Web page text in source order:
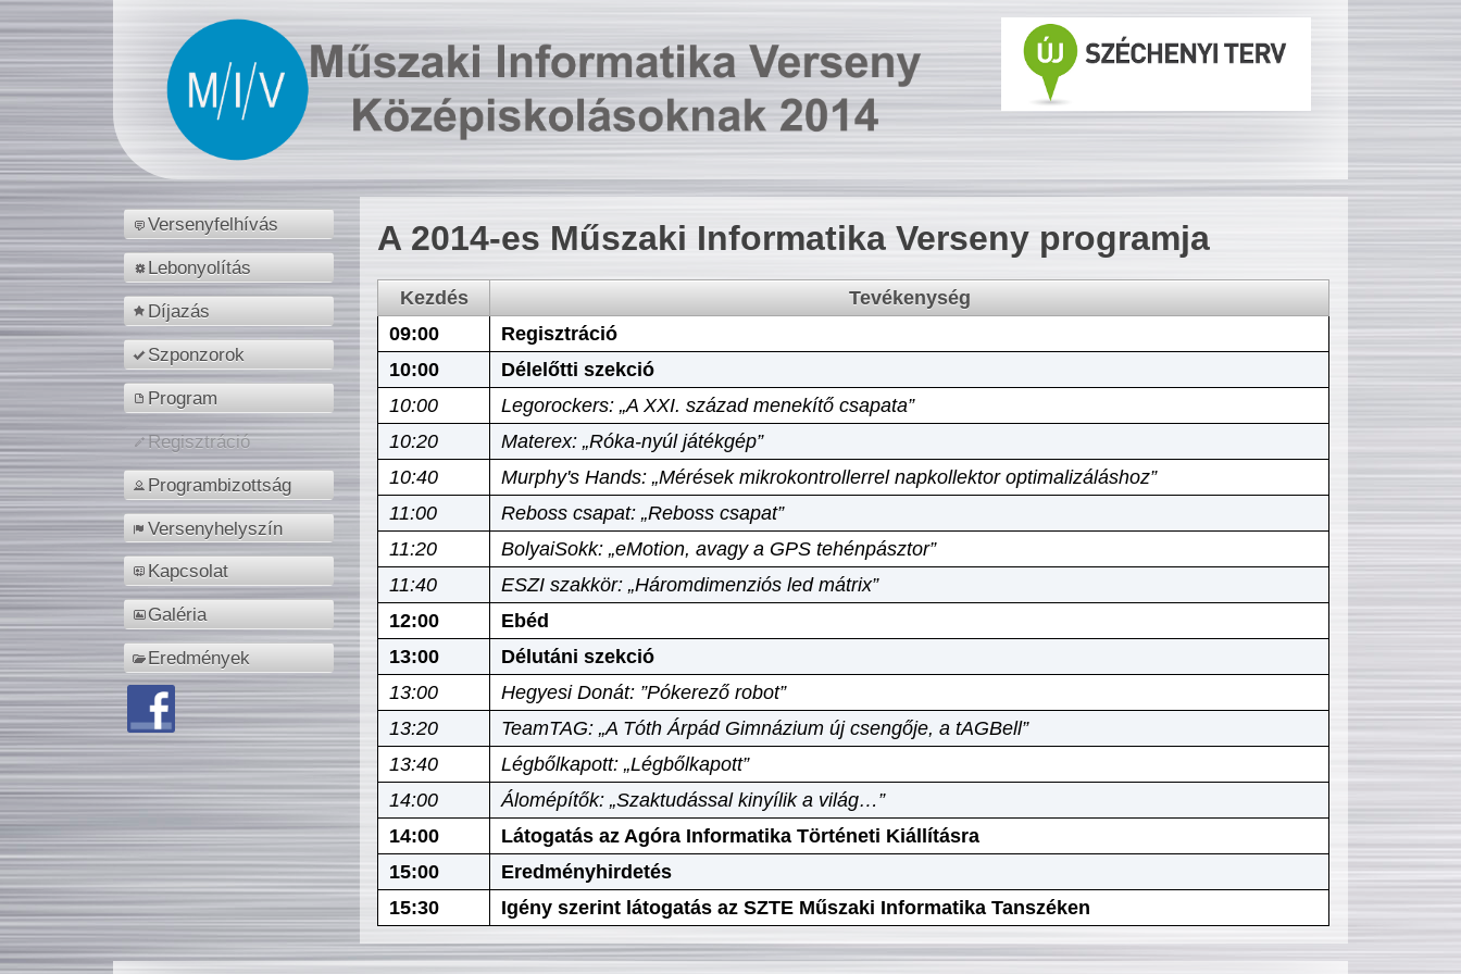
Versenyfelhívás
Lebonyolítás
Díjazás
Szponzorok
Program
Regisztráció
Programbizottság
Versenyhelyszín
Kapcsolat
Galéria
Eredmények
A 2014-es Műszaki Informatika Verseny programja
Kezdés
Tevékenység
09:00
Regisztráció
10:00
Délelőtti szekció
10:00
Legorockers: „A XXI. század menekítő csapata”
10:20
Materex: „Róka-nyúl játékgép”
10:40
Murphy's Hands: „Mérések mikrokontrollerrel napkollektor optimalizáláshoz”
11:00
Reboss csapat: „Reboss csapat”
11:20
BolyaiSokk: „eMotion, avagy a GPS tehénpásztor”
11:40
ESZI szakkör: „Háromdimenziós led mátrix”
12:00
Ebéd
13:00
Délutáni szekció
13:00
Hegyesi Donát: ”Pókerező robot”
13:20
TeamTAG: „A Tóth Árpád Gimnázium új csengője, a tAGBell”
13:40
Légbőlkapott: „Légbőlkapott”
14:00
Álomépítők: „Szaktudással kinyílik a világ…”
14:00
Látogatás az Agóra Informatika Történeti Kiállításra
15:00
Eredményhirdetés
15:30
Igény szerint látogatás az SZTE Műszaki Informatika Tanszéken